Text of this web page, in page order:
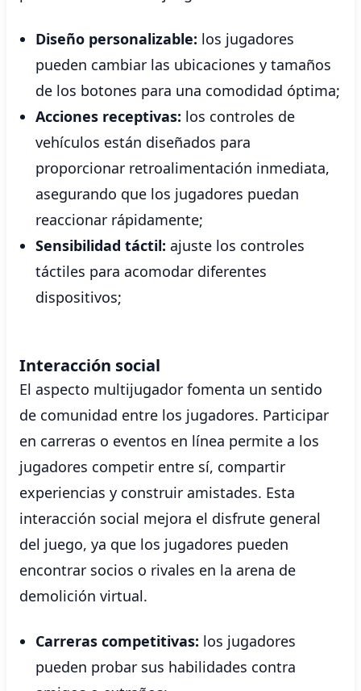
Diseño personalizable: los jugadores
pueden cambiar las ubicaciones y tamaños
de los botones para una comodidad óptima;
Acciones receptivas: los controles de
vehículos están diseñados para
proporcionar retroalimentación inmediata,
asegurando que los jugadores puedan
reaccionar rápidamente;
Sensibilidad táctil: ajuste los controles
táctiles para acomodar diferentes
dispositivos;
Interacción social
El aspecto multijugador fomenta un sentido
de comunidad entre los jugadores. Participar
en carreras o eventos en línea permite a los
jugadores competir entre sí, compartir
experiencias y construir amistades. Esta
interacción social mejora el disfrute general
del juego, ya que los jugadores pueden
encontrar socios o rivales en la arena de
demolición virtual.
Carreras competitivas: los jugadores
pueden probar sus habilidades contra